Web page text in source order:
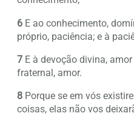
6 E ao conhecimento,
próprio, paciência; e à
7 E à devoção divina,
fraternal, amor.
8 Porque se em vós
coisas, elas não vos